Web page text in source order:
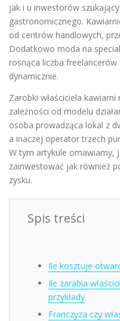
jak i u inwestorów
gastronomicznego.
od centrów handlowych,
Dodatkowo moda na
rosnąca liczba
dynamicznie.
Zarobki właściciela
zależności od modelu
osoba prowadząca lokal z
a inaczej operator trzech
W tym artykule omawiamy,
zainwestować jak również
zysku.
Spis treści
Ile kosztuje
Ile zarabia
przykłady
Franczyza czy